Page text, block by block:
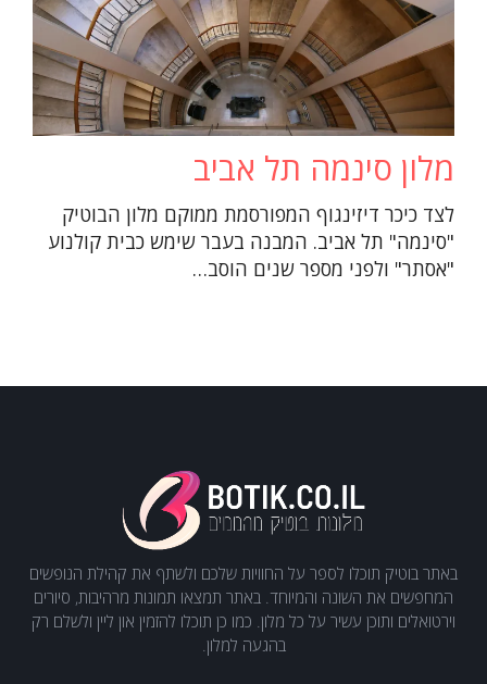
מלון סינמה תל אביב
לצד כיכר דיזינגוף המפורסמת ממוקם מלון הבוטיק
"סינמה" תל אביב. המבנה בעבר שימש כבית קולנוע
"אסתר" ולפני מספר שנים הוסב…
באתר בוטיק תוכלו לספר על החוויות שלכם ולשתף את קהילת הנופשים
המחפשים את השונה והמיוחד. באתר תמצאו תמונות מרהיבות, סיורים
וירטואלים ותוכן עשיר על כל מלון. כמו כן תוכלו להזמין און ליין ולשלם רק
בהגעה למלון.